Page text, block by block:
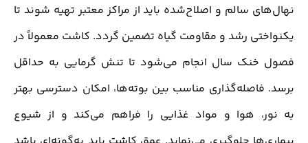
نهال‌های سالم و اصلاح‌شده باید از مراکز معتبر تهیه شوند تا
یکنواختی رشد و مقاومت گیاه تضمین گردد. کاشت معمولاً در
فصول خنک سال انجام می‌شود تا تنش گرمایی به حداقل
برسد. فاصله‌گذاری مناسب بین بوته‌ها، امکان دسترسی بهتر
به نور، هوا و مواد غذایی را فراهم می‌کند و از شیوع